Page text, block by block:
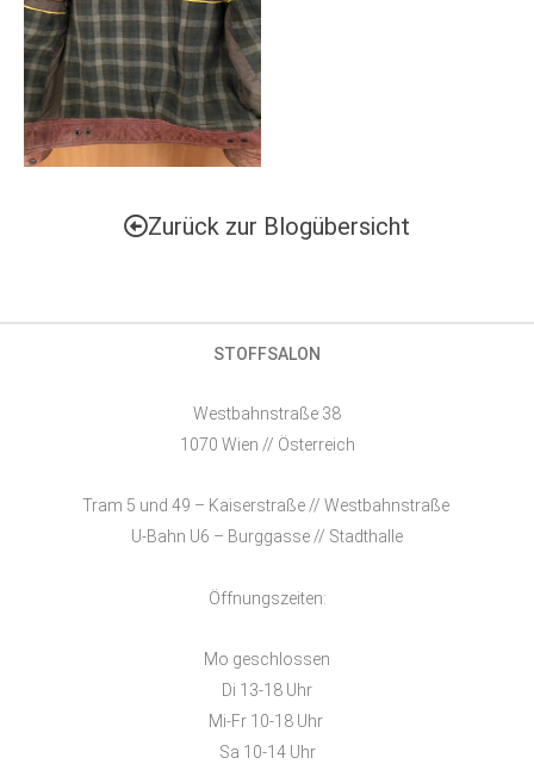
Zurück zur Blogübersicht
STOFFSALON
Westbahnstraße 38
1070 Wien // Österreich
Tram 5 und 49 – Kaiserstraße // Westbahnstraße
U-Bahn U6 – Burggasse // Stadthalle
Öffnungszeiten:
Mo geschlossen
Di 13-18 Uhr
Mi-Fr 10-18 Uhr
Sa 10-14 Uhr